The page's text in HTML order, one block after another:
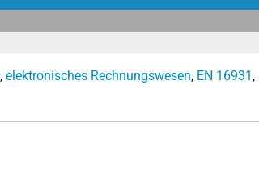
, elektronisches Rechnungswesen, EN 16931 ,